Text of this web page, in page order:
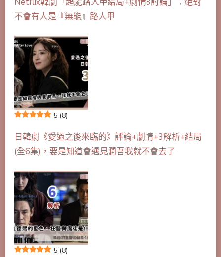
Netflix韓劇「超能路人甲結局+劇情3討論」：絕對
不會有人是『無能』路人甲
5 (8)
日韓劇《愛過之後來臨的》評論+劇情+3解析+結局
(全6集)，要是知道會遇見潤吾我就不會去了
5 (8)